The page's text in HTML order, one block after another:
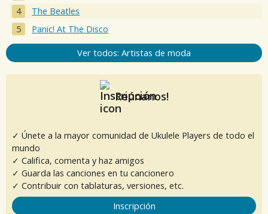
The Beatles
Panic! At The Disco
Ver todos: Artistas de moda
Reúnanos!
✓ Únete a la mayor comunidad de Ukulele Players de todo el
mundo
✓ Califica, comenta y haz amigos
✓ Guarda las canciones en tu cancionero
✓ Contribuir con tablaturas, versiones, etc.
Inscripción